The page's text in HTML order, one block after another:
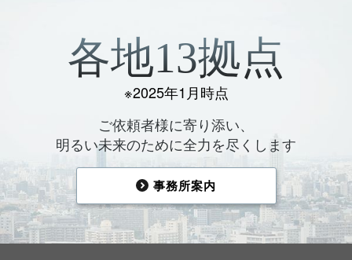
各地13拠点
※2025年1月時点
ご依頼者様に寄り添い、
明るい未来のために全力を尽くします
事務所案内